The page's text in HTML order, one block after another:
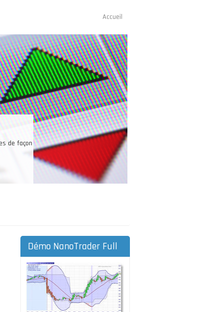
principale
Accueil
des indices de
devises.
Démo NanoTrader Full